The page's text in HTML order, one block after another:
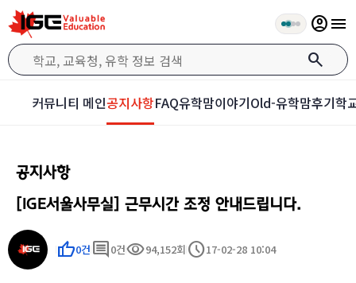
search
account_circlemenu
커뮤니티 메인공지사항FAQ유학맘이야기Old-유학맘후기학
공지사항
[IGE서울사무실] 근무시간 조정 안내드립니다.
thumb_up0건 comment 0건visibility94,152회 schedule17-02-28 10:04